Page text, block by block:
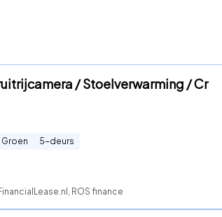
/ Stoelverwarming / Cr
Groen 5-deurs
ROS finance